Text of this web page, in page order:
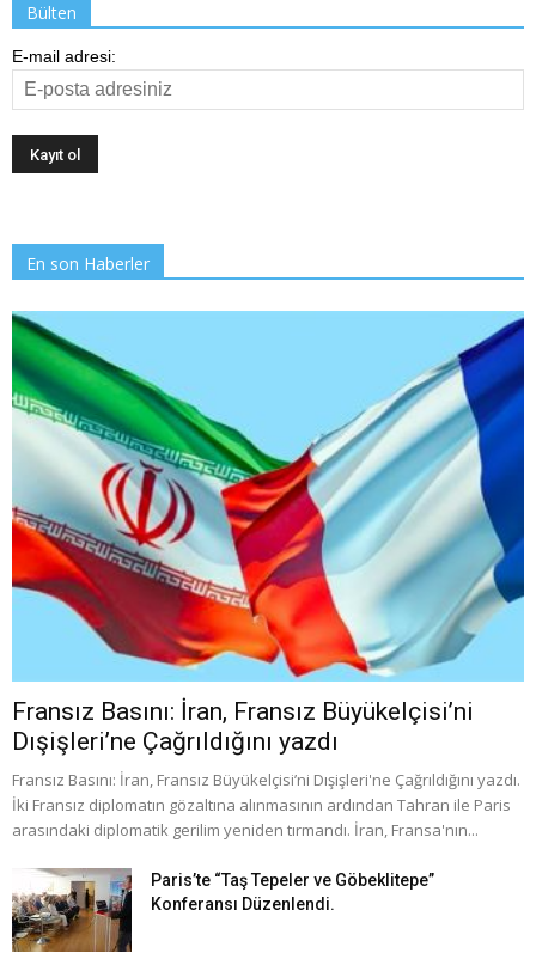
Bülten
E-mail adresi:
En son Haberler
Fransız Basını: İran, Fransız Büyükelçisi’ni
Dışişleri’ne Çağrıldığını yazdı
Fransız Basını: İran, Fransız Büyükelçisi’ni Dışişleri'ne Çağrıldığını yazdı.
İki Fransız diplomatın gözaltına alınmasının ardından Tahran ile Paris
arasındaki diplomatik gerilim yeniden tırmandı. İran, Fransa'nın...
Paris’te “Taş Tepeler ve Göbeklitepe”
Konferansı Düzenlendi.